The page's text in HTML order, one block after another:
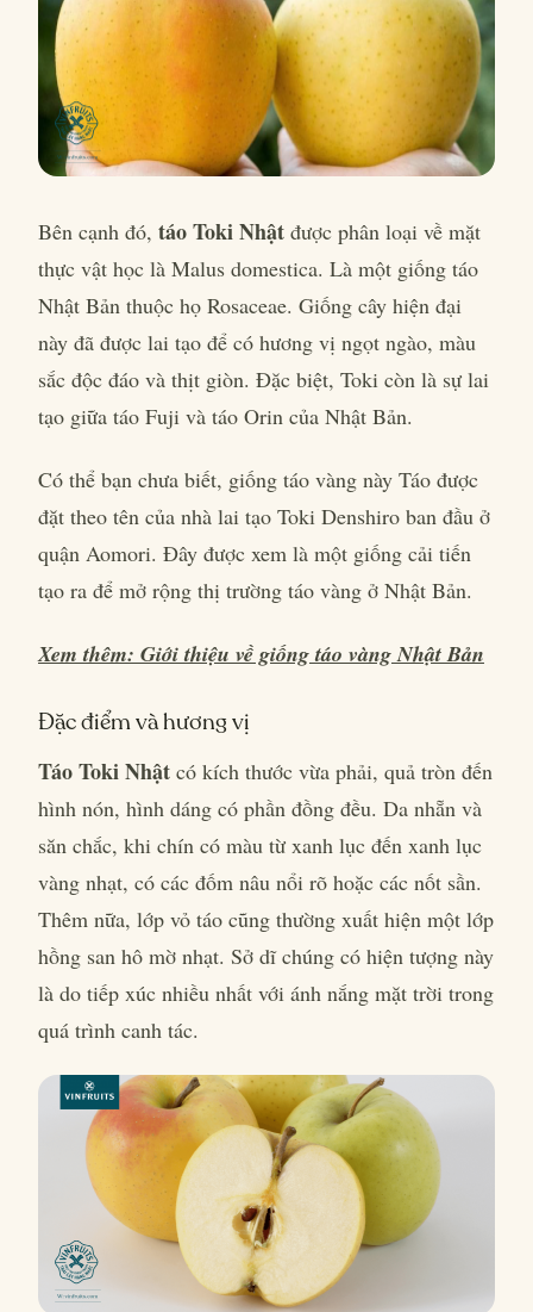
Bên cạnh đó, táo Toki Nhật được phân loại về mặt
thực vật học là Malus domestica. Là một giống táo
Nhật Bản thuộc họ Rosaceae. Giống cây hiện đại
này đã được lai tạo để có hương vị ngọt ngào, màu
sắc độc đáo và thịt giòn. Đặc biệt, Toki còn là sự lai
tạo giữa táo Fuji và táo Orin của Nhật Bản.
Có thể bạn chưa biết, giống táo vàng này Táo được
đặt theo tên của nhà lai tạo Toki Denshiro ban đầu ở
quận Aomori. Đây được xem là một giống cải tiến
tạo ra để mở rộng thị trường táo vàng ở Nhật Bản.
Xem thêm: Giới thiệu về giống táo vàng Nhật Bản
Đặc điểm và hương vị
Táo Toki Nhật có kích thước vừa phải, quả tròn đến
hình nón, hình dáng có phần đồng đều. Da nhẵn và
săn chắc, khi chín có màu từ xanh lục đến xanh lục
vàng nhạt, có các đốm nâu nổi rõ hoặc các nốt sần.
Thêm nữa, lớp vỏ táo cũng thường xuất hiện một lớp
hồng san hô mờ nhạt. Sở dĩ chúng có hiện tượng này
là do tiếp xúc nhiều nhất với ánh nắng mặt trời trong
quá trình canh tác.